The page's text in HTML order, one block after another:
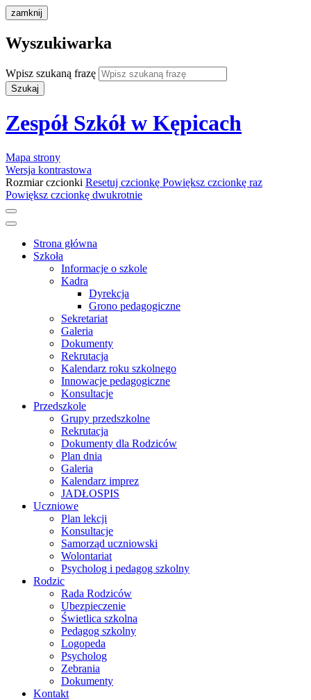
zamknij
Wyszukiwarka
Wpisz szukaną frazę
Szukaj
Zespół Szkół w Kępicach
Mapa strony
Wersja kontrastowa
Rozmiar czcionki Resetuj czcionkę Powiększ czcionkę raz
Powiększ czcionkę dwukrotnie
Strona główna
Szkoła
Informacje o szkole
Kadra
Dyrekcja
Grono pedagogiczne
Sekretariat
Galeria
Dokumenty
Rekrutacja
Kalendarz roku szkolnego
Innowacje pedagogiczne
Konsultacje
Przedszkole
Grupy przedszkolne
Rekrutacja
Dokumenty dla Rodziców
Plan dnia
Galeria
Kalendarz imprez
JADŁOSPIS
Uczniowe
Plan lekcji
Konsultacje
Samorząd uczniowski
Wolontariat
Psycholog i pedagog szkolny
Rodzic
Rada Rodziców
Ubezpieczenie
Świetlica szkolna
Pedagog szkolny
Logopeda
Psycholog
Zebrania
Dokumenty
Kontakt